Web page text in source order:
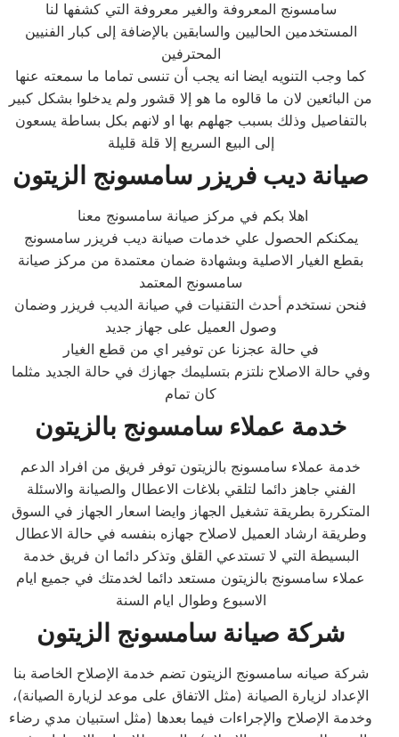
سامسونج المعروفة والغير معروفة التي كشفها لنا
المستخدمين الحاليين والسابقين بالإضافة إلى كبار الفنيين
المحترفين
كما وجب التنويه ايضا انه يجب أن تنسى تماما ما سمعته عنها
من البائعين لان ما قالوه ما هو إلا قشور ولم يدخلوا بشكل كبير
بالتفاصيل وذلك بسبب جهلهم بها او لانهم بكل بساطة يسعون
إلى البيع السريع إلا قلة قليلة
صيانة ديب فريزر سامسونج الزيتون
اهلا بكم في مركز صيانة سامسونج معنا
يمكنكم الحصول علي خدمات صيانة ديب فريزر سامسونج
بقطع الغيار الاصلية وبشهادة ضمان معتمدة من مركز صيانة
سامسونج المعتمد
فنحن نستخدم أحدث التقنيات في صيانة الديب فريزر وضمان
وصول العميل على جهاز جديد
في حالة عجزنا عن توفير اي من قطع الغيار
وفي حالة الاصلاح نلتزم بتسليمك جهازك في حالة الجديد مثلما
كان تمام
خدمة عملاء سامسونج بالزيتون
خدمة عملاء سامسونج بالزيتون توفر فريق من افراد الدعم
الفني جاهز دائما لتلقي بلاغات الاعطال والصيانة والاسئلة
المتكررة بطريقة تشغيل الجهاز وايضا اسعار الجهاز في السوق
وطريقة ارشاد العميل لاصلاح جهازه بنفسه في حالة الاعطال
البسيطة التي لا تستدعي القلق وتذكر دائما ان فريق خدمة
عملاء سامسونج بالزيتون مستعد دائما لخدمتك في جميع ايام
الاسبوع وطوال ايام السنة
شركة صيانة سامسونج الزيتون
شركة صيانه سامسونج الزيتون تضم خدمة الإصلاح الخاصة بنا
الإعداد لزيارة الصيانة (مثل الاتفاق على موعد لزيارة الصيانة)،
وخدمة الإصلاح والإجراءات فيما بعدها (مثل استبيان مدي رضاء